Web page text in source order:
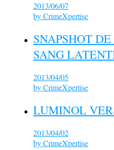
2013/06/07
byCrimeXpertise
SNAPSHOT
SANG
2013/04/05
byCrimeXpertise
LUMINOL
2013/04/02
byCrimeXpertise